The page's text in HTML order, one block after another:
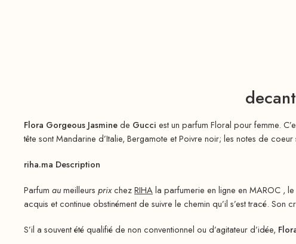
Flora Gorgeous Jasminede Gucci est un parfum Floral pour femme.
tête sont Mandarine d’Italie, Bergamote et Poivre noir; les notes de
riha.ma Description
Parfum aumeilleurs prixchezRIHAla parfumerie en ligne en MAROC ,
acquis et continue obstinément de suivre le chemin qu’il s’est tracé. Son
S’il a souvent été qualifié de non conventionnel ou d’agitateur d’idée,